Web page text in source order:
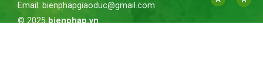
Email: bienphapgiaoduc@gmail.com
© 2025bienphap.vn